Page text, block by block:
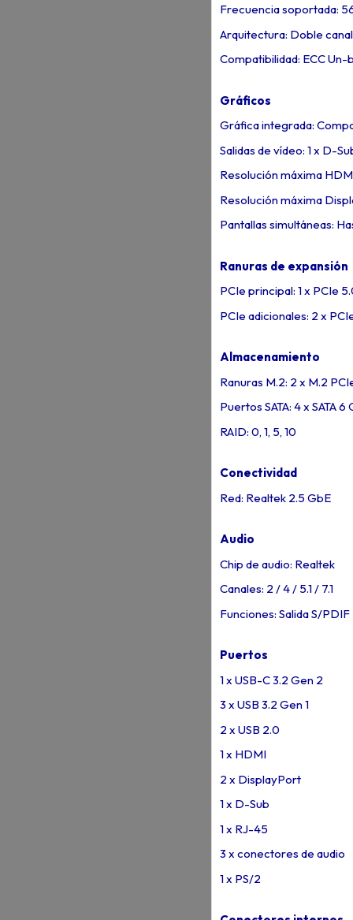
Frecuencia soportada:
Arquitectura: Doble canal
Compatibilidad: ECC
Gráficos
Gráfica integrada:
Salidas de vídeo: 1 x D-
Resolución máxima
Resolución máxima
Pantallas simultáneas:
Ranuras de expansión
PCIe principal: 1 x PCIe
PCIe adicionales: 2 x
Almacenamiento
Ranuras M.2: 2 x M.2
Puertos SATA: 4 x SATA 6
RAID: 0, 1, 5, 10
Conectividad
Red: Realtek 2.5 GbE
Audio
Chip de audio: Realtek
Canales: 2 / 4 / 5.1 / 7.1
Funciones: Salida S/PDIF
Puertos
1 x USB-C 3.2 Gen 2
3 x USB 3.2 Gen 1
2 x USB 2.0
1 x HDMI
2 x DisplayPort
1 x D-Sub
1 x RJ-45
3 x conectores de audio
1 x PS/2